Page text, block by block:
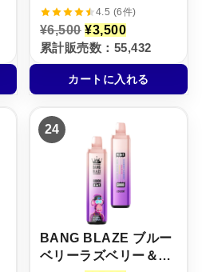
フ】5%
4.5 (6件)
¥6,500 元
の
価
格
は
¥
0
0
で
し
た
。
¥3,500現
在
の
価
格
は
,
0
0
で
。
累計販売数：55,432
カートに入れる
24
BANG BLAZE ブルー
ベリーラズベリー＆グ